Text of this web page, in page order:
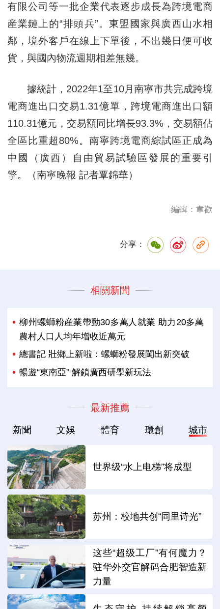
有限公司等一批企業代表逐步成長為跨境電商
産業鏈上的“排頭兵”。東盟國家與廣西山水相
鄰，境外客戶在線上下單後，不出幾日便可收
貨，與國內物流週期相差無幾。
據統計，2022年1至10月南寧市共完成跨境
電商進出口交易1.31億單，跨境電商進出口額
110.31億元，交易額同比增長93.3%，交易額佔
全區比重超80%。南寧跨境電商綜試區正成為
中國（廣西）自由貿易試驗區發展的重要引
擎。（南寧晚報 記者覃錦華）
編輯：韋歡
分享：
相關新聞
柳州螺螄粉産業帶動30多萬人就業 助力20多萬
農村人口人均年增收近萬元
總書記 壯鄉上新啦：螺螄粉發展闖出新突破
暢遊“東南亞” 解鎖廣西研學新玩法
最新推薦
新聞 文娛 體育 環創 城市
世界级“水上电梯”将成型
苏州：校地共创“同里诗光”
这些“超级工厂”有何魔力？
驻华外交官解码合肥智造新
力量